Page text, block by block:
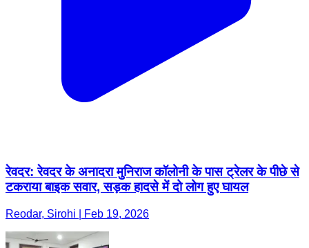
रेवदर: रेवदर के अनादरा मुनिराज कॉलोनी के पास ट्रेलर के पीछे से
टकराया बाइक सवार, सड़क हादसे में दो लोग हुए घायल
Reodar, Sirohi | Feb 19, 2026